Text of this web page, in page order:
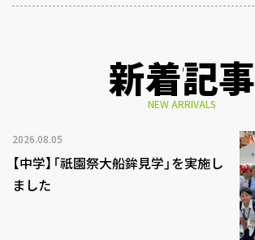
新着記事
NEW ARRIVALS
2026.08.05
【中学】「祇園祭大船鉾見学」を実施し
ました